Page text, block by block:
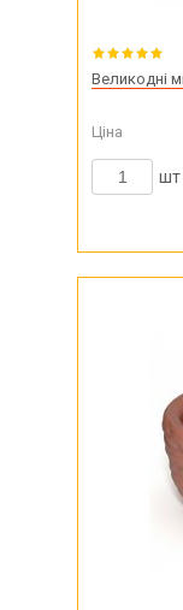
Великодні
Ціна
шт